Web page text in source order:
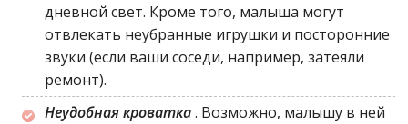
дневной свет. Кроме того, малыша могут
отвлекать неубранные игрушки и посторонние
звуки (если ваши соседи, например, затеяли
ремонт).
Неудобная кроватка. Возможно, малышу в ней